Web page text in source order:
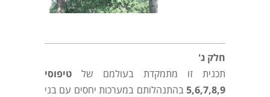
חלק ג'
תכנית זו מתמקדת בעולמם של טיפוסי
5,6,7,8,9בהתנהלותם במערכות יחסים עם בני